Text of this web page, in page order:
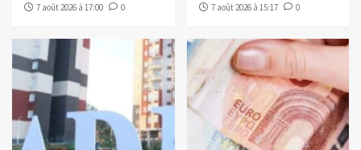
7 août 2026 à 17:00
0
7 août 2026 à 15:17
0